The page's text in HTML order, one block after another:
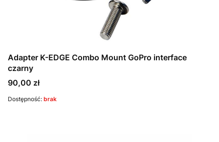
Adapter K-EDGE Combo Mount GoPro interface
czarny
Cena
90,00 zł
Dostępność: brak